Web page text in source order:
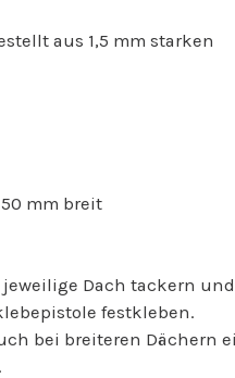
aus 1,5 mm starken
mm breit
Dach tackern
festkleben.
bei breiteren Dächern